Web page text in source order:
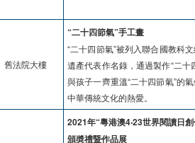
舊法院大樓
“二十四節氣”手工畫
“二十四節氣”被列入聯合國教科
遺產代表作名錄，通過製作“二十
與孩子一齊重溫“二十四節氣”的
中華傳統文化的熱愛。
2021年“粵港澳4‧23世界閱讀日
頒奬禮暨作品展